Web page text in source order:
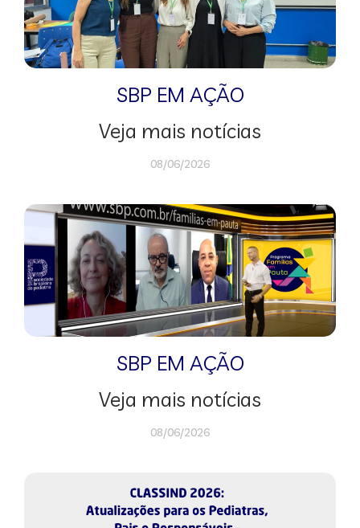
SBP EM AÇÃO
Veja mais notícias
08/06/2026
SBP EM AÇÃO
Veja mais notícias
08/06/2026